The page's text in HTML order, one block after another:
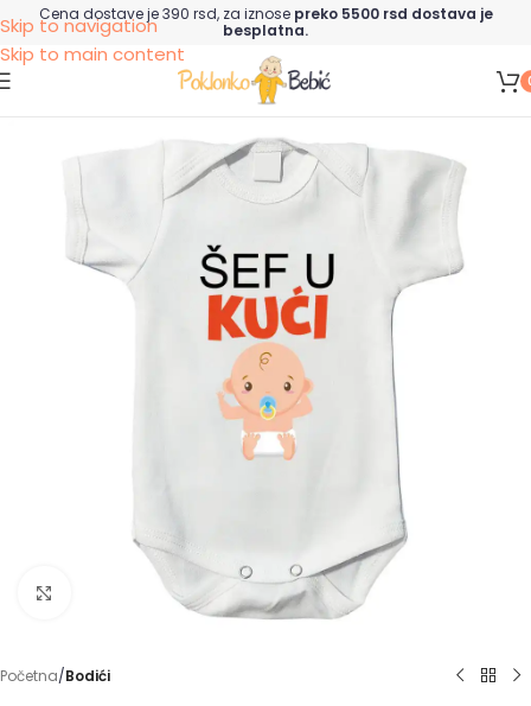
Skip to navigation
Skip to main content
Cena dostave je 390 rsd, za iznose preko 5500 rsd dostava je
besplatna.
Click to enlarge
Početna Bodići